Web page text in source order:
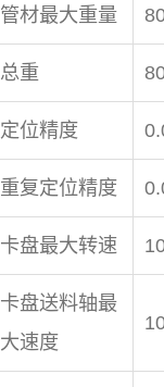
管材最大重量
总重
定位精度
重复定位精度
卡盘最大转速
卡盘送料轴最
大速度